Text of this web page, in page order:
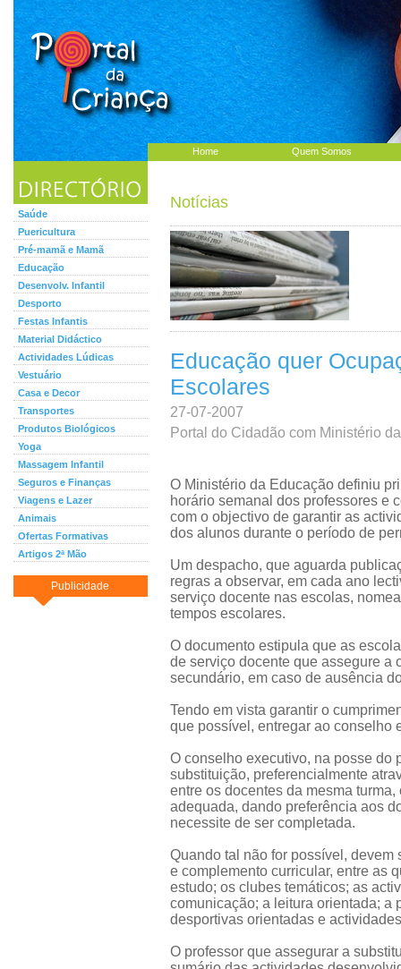
Home Quem Somos
Saúde
Puericultura
Pré-mamã e Mamã
Educação
Desenvolv. Infantil
Desporto
Festas Infantis
Material Didáctico
Actividades Lúdicas
Vestuário
Casa e Decor
Transportes
Produtos Biológicos
Yoga
Massagem Infantil
Seguros e Finanças
Viagens e Lazer
Animais
Ofertas Formativas
Artigos 2ª Mão
Publicidade
Notícias
Educação quer
Escolares
27-07-2007
Portal do Cidadão com Ministério
O Ministério da Educação definiu
horário semanal dos professores e
com o objectivo de garantir as
dos alunos durante o período de
Um despacho, que aguarda
regras a observar, em cada ano
serviço docente nas escolas,
tempos escolares.
O documento estipula que as
de serviço docente que assegure a
secundário, em caso de ausência
Tendo em vista garantir o
que possível, entregar ao conselho
O conselho executivo, na posse do
substituição, preferencialmente
entre os docentes da mesma
adequada, dando preferência aos
necessite de ser completada.
Quando tal não for possível,
e complemento curricular, entre as
estudo; os clubes temáticos; as
comunicação; a leitura orientada; a
desportivas orientadas e
O professor que assegurar a